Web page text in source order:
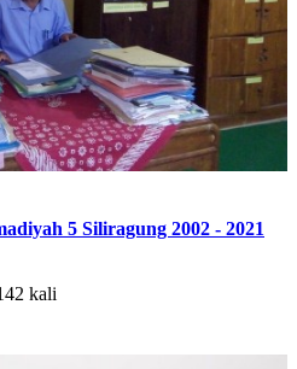
5 Siliragung 2002 - 2021
kali